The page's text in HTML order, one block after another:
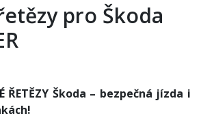
pro Škoda
ŘETĚZY Škoda – bezpečná jízda i